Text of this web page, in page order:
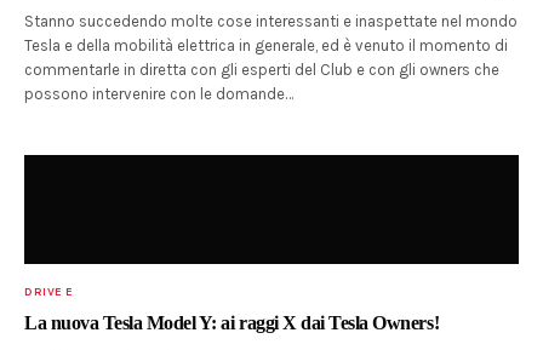
Stanno succedendo molte cose interessanti e inaspettate nel mondo
Tesla e della mobilità elettrica in generale, ed è venuto il momento di
commentarle in diretta con gli esperti del Club e con gli owners che
possono intervenire con le domande…
DRIVE E
La nuova Tesla Model Y: ai raggi X dai Tesla Owners!